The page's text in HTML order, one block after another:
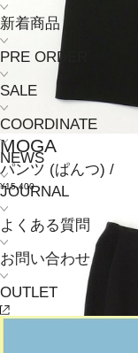
新着商品
PRE ORDER
SALE
COORDINATE
NEWS
JOURNAL
よくある質問
お問い合わせ
OUTLET
MOGA
パンツ (ぱんつ) /
¥15,400